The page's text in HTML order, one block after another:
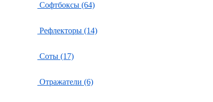
Софтбоксы (64)
Рефлекторы (14)
Соты (17)
Отражатели (6)